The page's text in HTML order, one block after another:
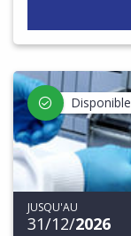
Disponible
JUSQU'AU
31/12/2026